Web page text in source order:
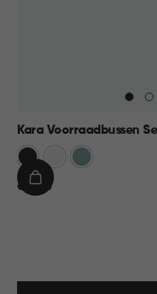
Kara Voorraadbussen
Antraciet Blauw
€
€ 39,95
IN